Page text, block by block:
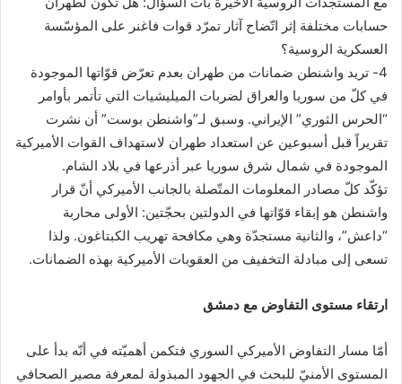
حسابات مختلفة إثر اتّضاح آثار تمرّد قوات فاغنر على المؤسّسة
العسكرية الروسية؟
4- تريد واشنطن ضمانات من طهران بعدم تعرّض قوّاتها الموجودة
في كلّ من سوريا والعراق لضربات الميليشيات التي تأتمر بأوامر
“الحرس الثوري” الإيراني. وسبق لـ”واشنطن بوست” أن نشرت
تقريراً قبل أسبوعين عن استعداد طهران لاستهداف القوات الأميركية
الموجودة في شمال شرق سوريا عبر أذرعها في بلاد الشام.
تؤكّد كلّ مصادر المعلومات المتّصلة بالجانب الأميركي أنّ قرار
واشنطن هو إبقاء قوّاتها في الدولتين بحجّتين: الأولى محاربة
“داعش”، والثانية مستجدّة وهي مكافحة تهريب الكبتاغون. ولذا
تسعى إلى مبادلة التخفيف من العقوبات الأميركية بهذه الضمانات.
ارتقاء مستوى التفاوض مع دمشق
أمّا مسار التفاوض الأميركي السوري فتكمن أهميّته في أنّه بدأ على
المستوى الأمنيّ للبحث في الجهود المبذولة لمعرفة مصير الصحافي